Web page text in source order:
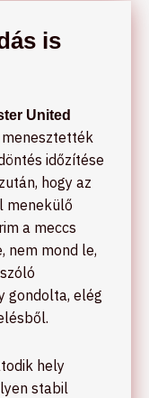
is
United
időzítése
hogy az
menekülő
a meccs
nem mond le,
gondolta, elég
hely
stabil